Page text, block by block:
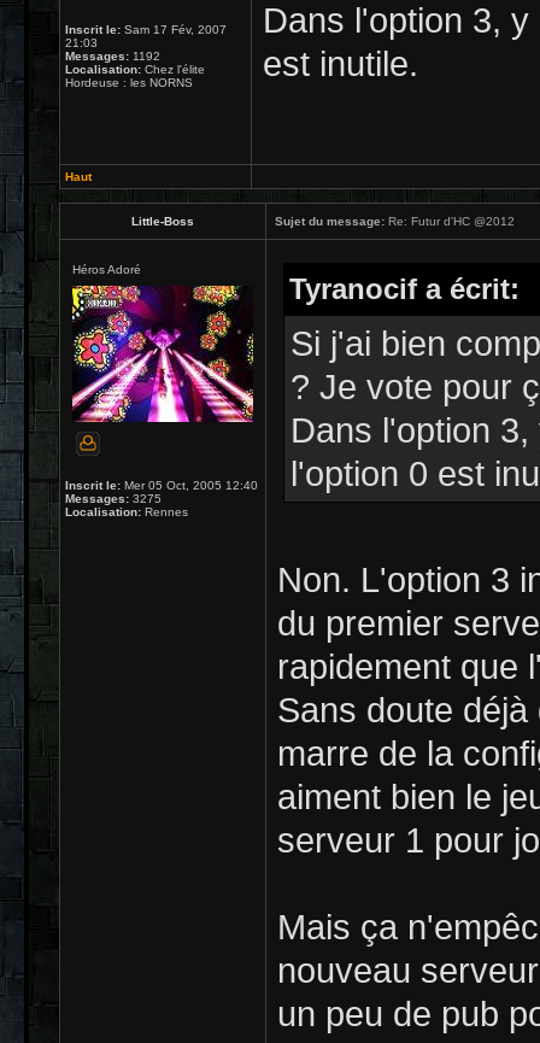
Inscrit le: Sam 17 Fév, 2007
21:03
Messages: 1192
Localisation: Chez l'élite
Hordeuse : les NORNS
Dans l'option 3,
est inutile.
Haut
Little-Boss Sujet du message: Re: Futur d'HC @2012
Héros Adoré
Inscrit le: Mer 05 Oct, 2005 12:40
Messages: 3275
Localisation: Rennes
Tyranocif a écrit:
Si j'ai bien
? Je vote pour
Dans l'option
l'option 0 est
Non. L'option 3
du premier
rapidement que
Sans doute
marre de la
aiment bien le
serveur 1 pour
Mais ça
nouveau
un peu de pub